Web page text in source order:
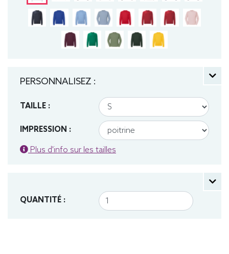
PERSONNALISEZ :
TAILLE :
IMPRESSION :
Plus d'info sur les tailles
QUANTITÉ :